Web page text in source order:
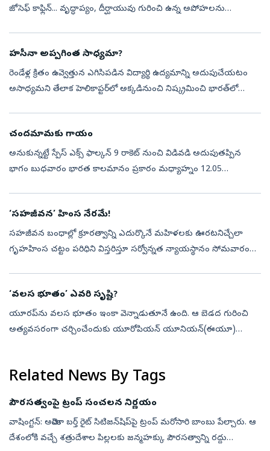
జోసెఫ్‌ కాఫ్లిన్‌... వృద్ధాప్యం, దీర్ఘాయువు గురించి ఉన్న అపోహలను
హసీనా అప్పగింత సాధ్యమా?
రెండేళ్ల క్రితం ఉవ్వెత్తున ఎగిసిపడిన విద్యార్థి ఉద్యమాన్ని అదుపుచేయటం
అసాధ్యమని తేలాక హెలికాప్టర్‌లో అక్కడినుంచి నిష్క్రమించి భారత్‌లో
చందమామకు గాయం
అనుకున్నట్టే స్పేస్‌ ఎక్స్‌ ఫాల్కన్‌ 9 రాకెట్‌ నుంచి విడివడి అదుపుతప్పిన
భాగం బుధవారం భారత కాలమానం ప్రకారం మధ్యాహ్నం 12.05
‘సహజీవన’ హింస నేరమే!
సహజీవన బంధాల్లో క్రూరత్వాన్ని ఎదుర్కొనే మహిళలకు ఊరటనిచ్చేలా
గృహహింస చట్టం పరిధిని విస్తరిస్తూ సర్వోన్నత న్యాయస్థానం సోమవారం
‘వలస భూతం’ ఎవరి సృష్టి?
యూరప్‌ను వలస భూతం ఇంకా వెన్నాడుతూనే ఉంది. ఆ బెడద గురించి
అత్యవసరంగా చర్చించేందుకు యూరోపియన్‌ యూనియన్‌(ఈయూ)
Related News By Tags
పౌరసత్వంపై ట్రంప్ సంచలన నిర్ణయం
వాషింగ్టన్‌: అమెరికా బర్త్‌ రైట్‌ సిటిజన్‌షిప్‌పై ట్రంప్‌ మరోసారి బాంబు పేల్చారు. ఆ
దేశంలోకి వచ్చే శత్రుదేశాల పిల్లలకు జన్మహక్కు పౌరసత్వాన్ని రద్దు